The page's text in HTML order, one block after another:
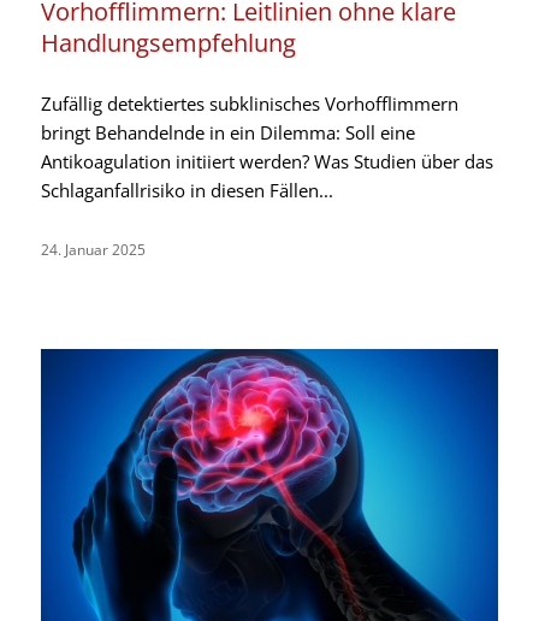
Vorhofflimmern: Leitlinien ohne klare
Handlungsempfehlung
Zufällig detektiertes subklinisches Vorhofflimmern
bringt Behandelnde in ein Dilemma: Soll eine
Antikoagulation initiiert werden? Was Studien über das
Schlaganfallrisiko in diesen Fällen...
24. Januar 2025